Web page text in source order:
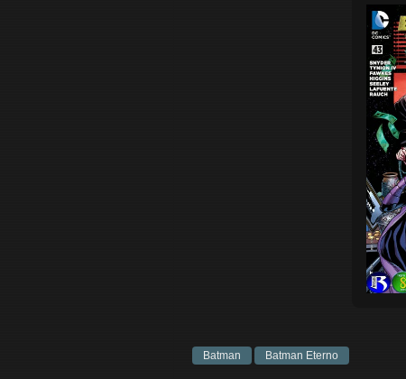
Batman Batman Eterno